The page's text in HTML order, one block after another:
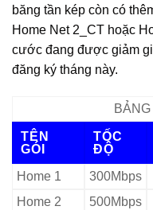
băng tần kép còn có
Home Net 2_CT hoặc
cước đang được giảm
đăng ký tháng này.
TÊN
GÓI
TỐC
ĐỘ
Home 1
300Mbps
Home 2
500Mbps